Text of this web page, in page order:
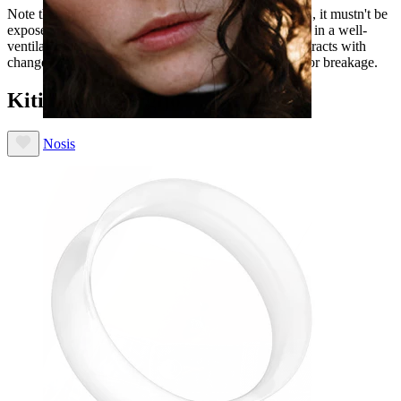
Nosis
Note that wooden jewelry should be taken care of, i.e., it mustn't be
exposed to water and direct sunlight. It must be stored in a well-
ventilated area, as wood continually expands and contracts with
changes in humidity that can eventually cause cracks or breakage.
Kiti taip pat įsigijo